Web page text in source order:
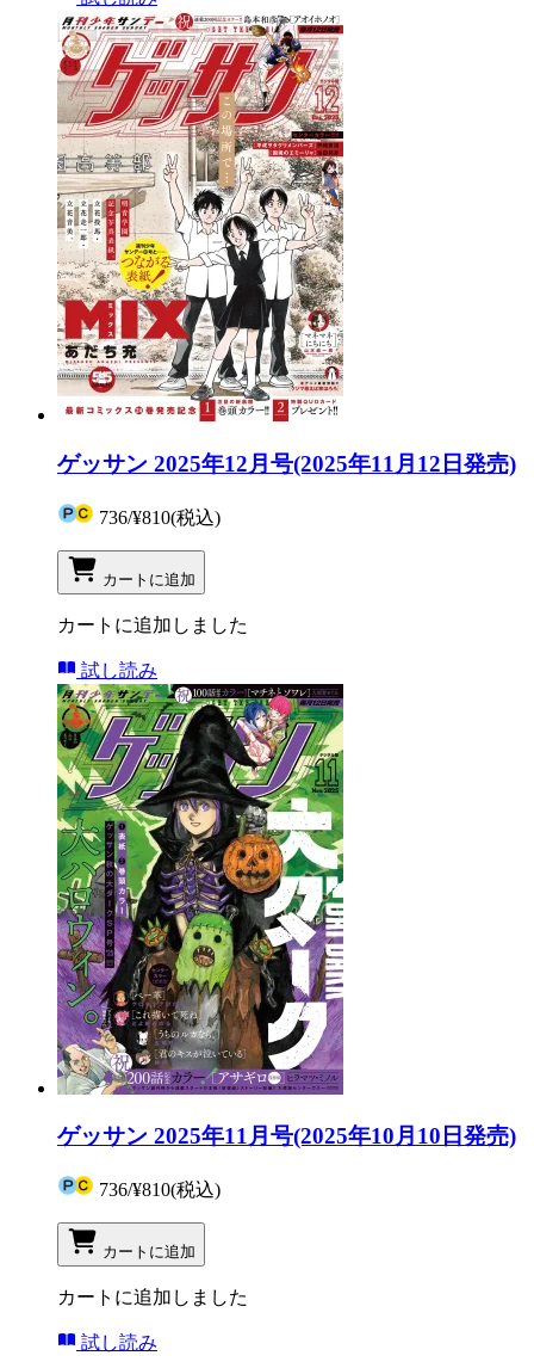
ゲッサン 2025年12月号(2025年11月12日発売)
736/¥810(税込)
カートに追加
カートに追加しました
試し読み
ゲッサン 2025年11月号(2025年10月10日発売)
736/¥810(税込)
カートに追加
カートに追加しました
試し読み